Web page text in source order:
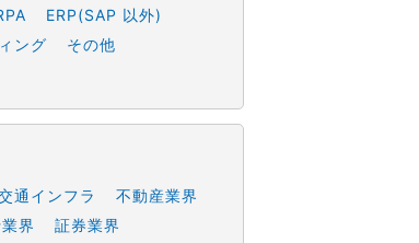
ERP(SAP 以外)
ング
その他
通インフラ
不動産業界
界
証券業界